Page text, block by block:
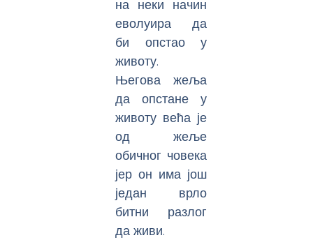
на неки начин
еволуира да
би опстао у
животу.
Његова жеља
да опстане у
животу већа је
од жеље
обичног човека
јер он има још
један врло
битни разлог
да живи.